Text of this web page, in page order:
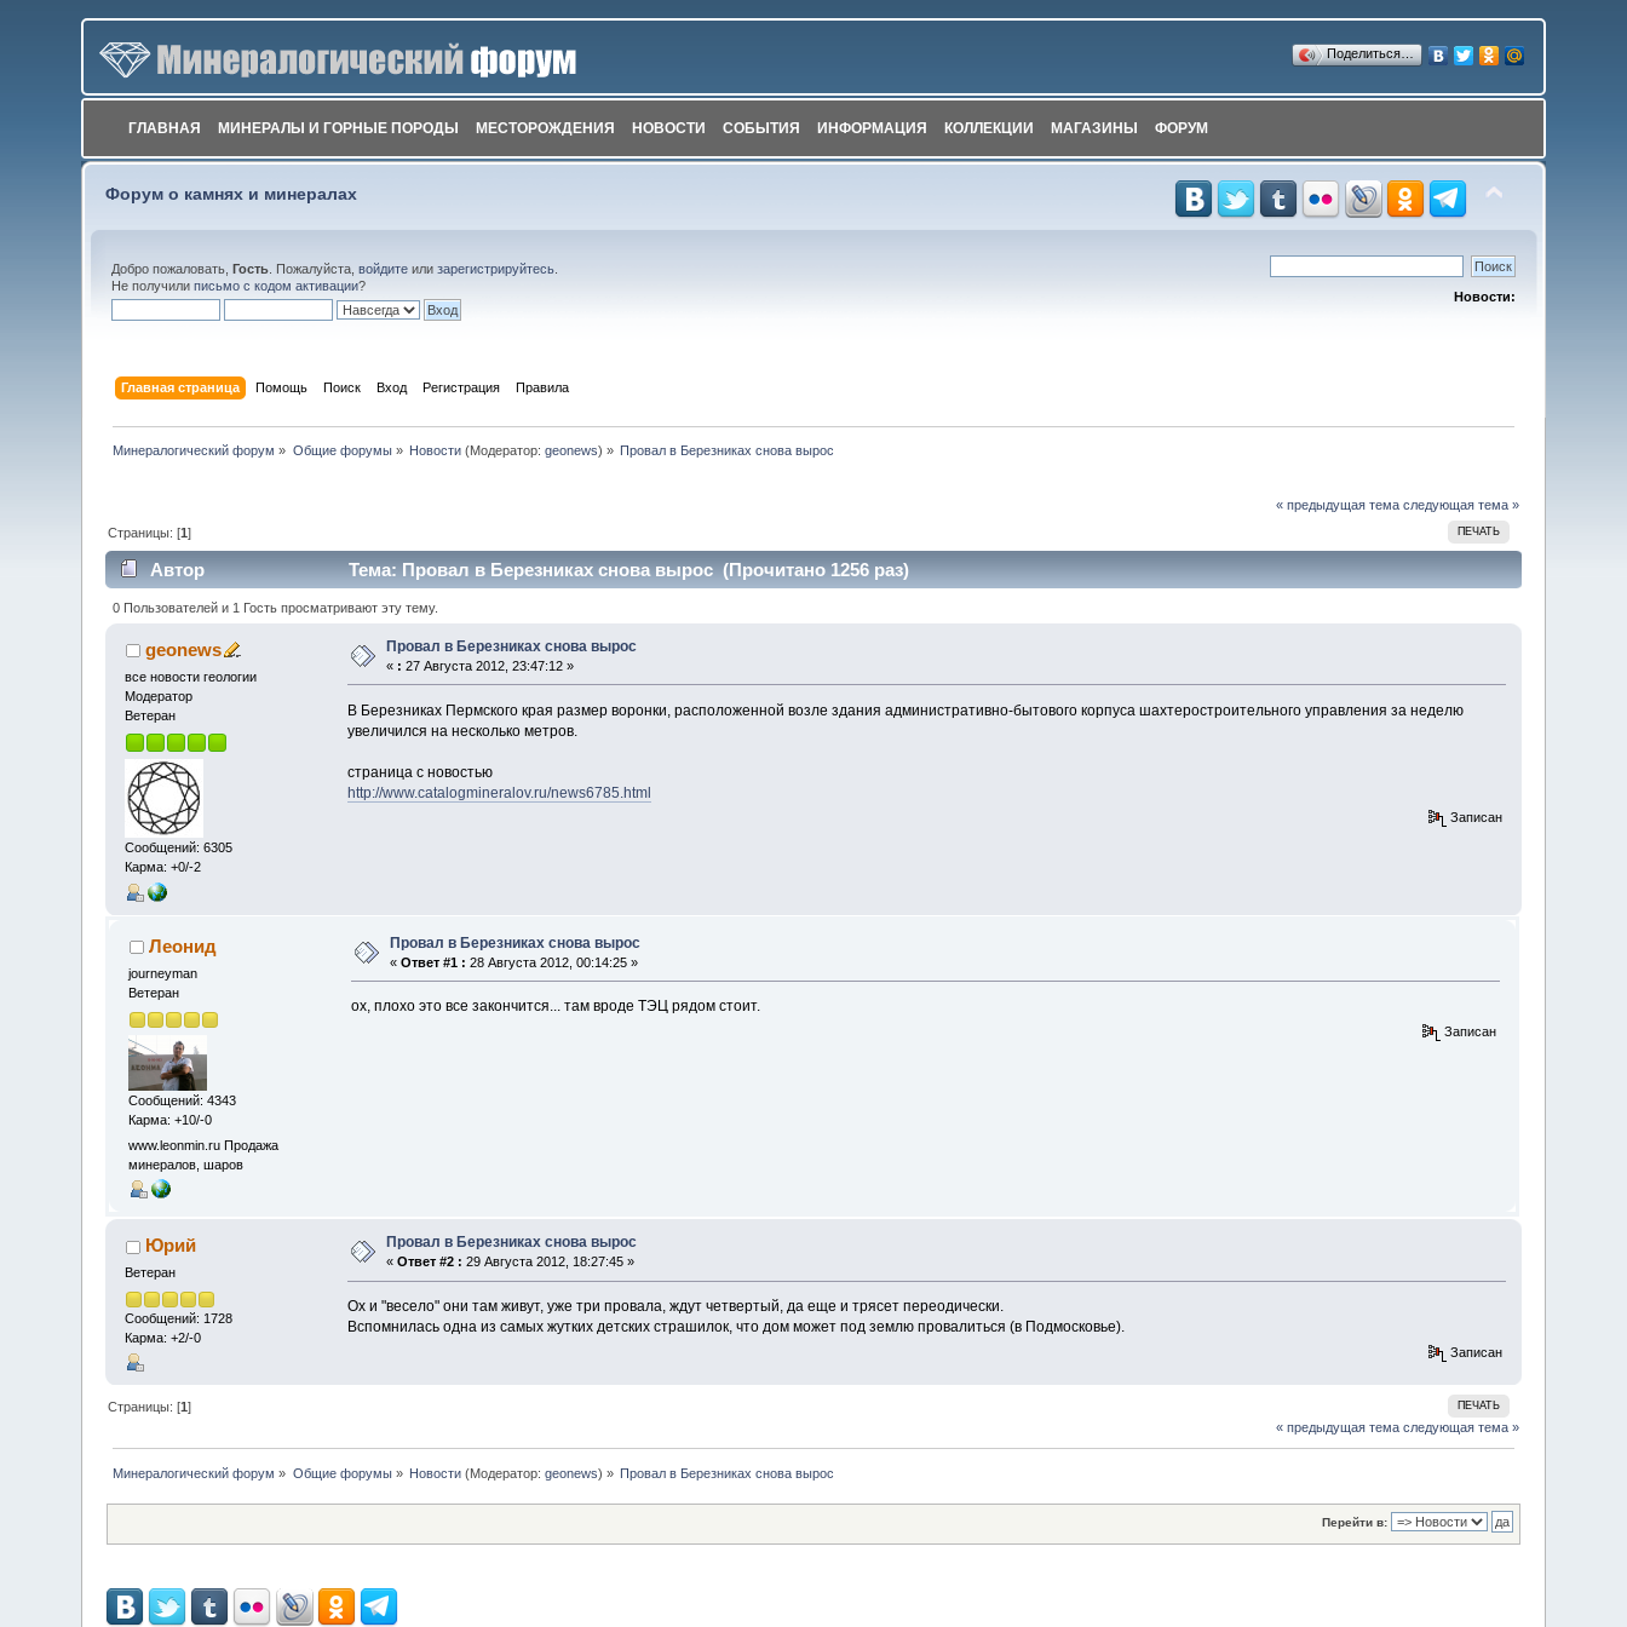
Поделиться…
ГЛАВНАЯ МИНЕРАЛЫ И ГОРНЫЕ ПОРОДЫ МЕСТОРОЖДЕНИЯ НОВОСТИ СОБЫТИЯ ИНФОРМАЦИЯ КОЛЛЕКЦИИ МАГАЗИНЫ ФОРУМ
Форум о камнях и минералах
Добро пожаловать,Гость . Пожалуйста,войдите илизарегистрируйтесь
Не получилиписьмо с кодом активации?
Новости:
Главная страница Помощь Поиск Вход Регистрация Правила
Минералогический форум » Общие форумы» Новости (Модератор:geonews) » Провал в Березниках снова вырос
« предыдущая тема следующая тема »
ПЕЧАТЬ
Страницы: [1]
Автор Тема: Провал в Березниках снова вырос (Прочитано 1256 раз)
0 Пользователей и 1 Гость просматривают эту тему.
geonews
все новости геологии
Модератор
Ветеран
Сообщений: 6305
Карма: +0/-2
Провал в Березниках снова вырос
« : 27 Августа 2012, 23:47:12 »
В Березниках Пермского края размер воронки, расположенной возле здания административно-бытового корпуса шахтеростроительного управления за неделю
увеличился на несколько метров.
страница с новостью
http://www.catalogmineralov.ru/news6785.html
Записан
Леонид
journeyman
Ветеран
Сообщений: 4343
Карма: +10/-0
www.leonmin.ru Продажа
минералов, шаров
Провал в Березниках снова вырос
«Ответ #1 : 28 Августа 2012, 00:14:25 »
ох, плохо это все закончится... там вроде ТЭЦ рядом стоит.
Записан
Юрий
Ветеран
Сообщений: 1728
Карма: +2/-0
Провал в Березниках снова вырос
«Ответ #2 : 29 Августа 2012, 18:27:45 »
Ох и "весело" они там живут, уже три провала, ждут четвертый, да еще и трясет переодически.
Вспомнилась одна из самых жутких детских страшилок, что дом может под землю провалиться (в Подмосковье).
Записан
ПЕЧАТЬ
Страницы: [1]
« предыдущая тема следующая тема »
Минералогический форум » Общие форумы» Новости (Модератор:geonews) » Провал в Березниках снова вырос
Перейти в: